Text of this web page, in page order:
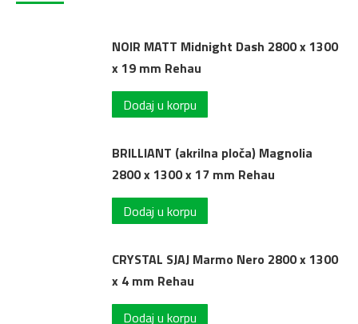
NOIR MATT Midnight Dash 2800 x 1300
x 19 mm Rehau
Dodaj u korpu
BRILLIANT (akrilna ploča) Magnolia
2800 x 1300 x 17 mm Rehau
Dodaj u korpu
CRYSTAL SJAJ Marmo Nero 2800 x 1300
x 4 mm Rehau
Dodaj u korpu